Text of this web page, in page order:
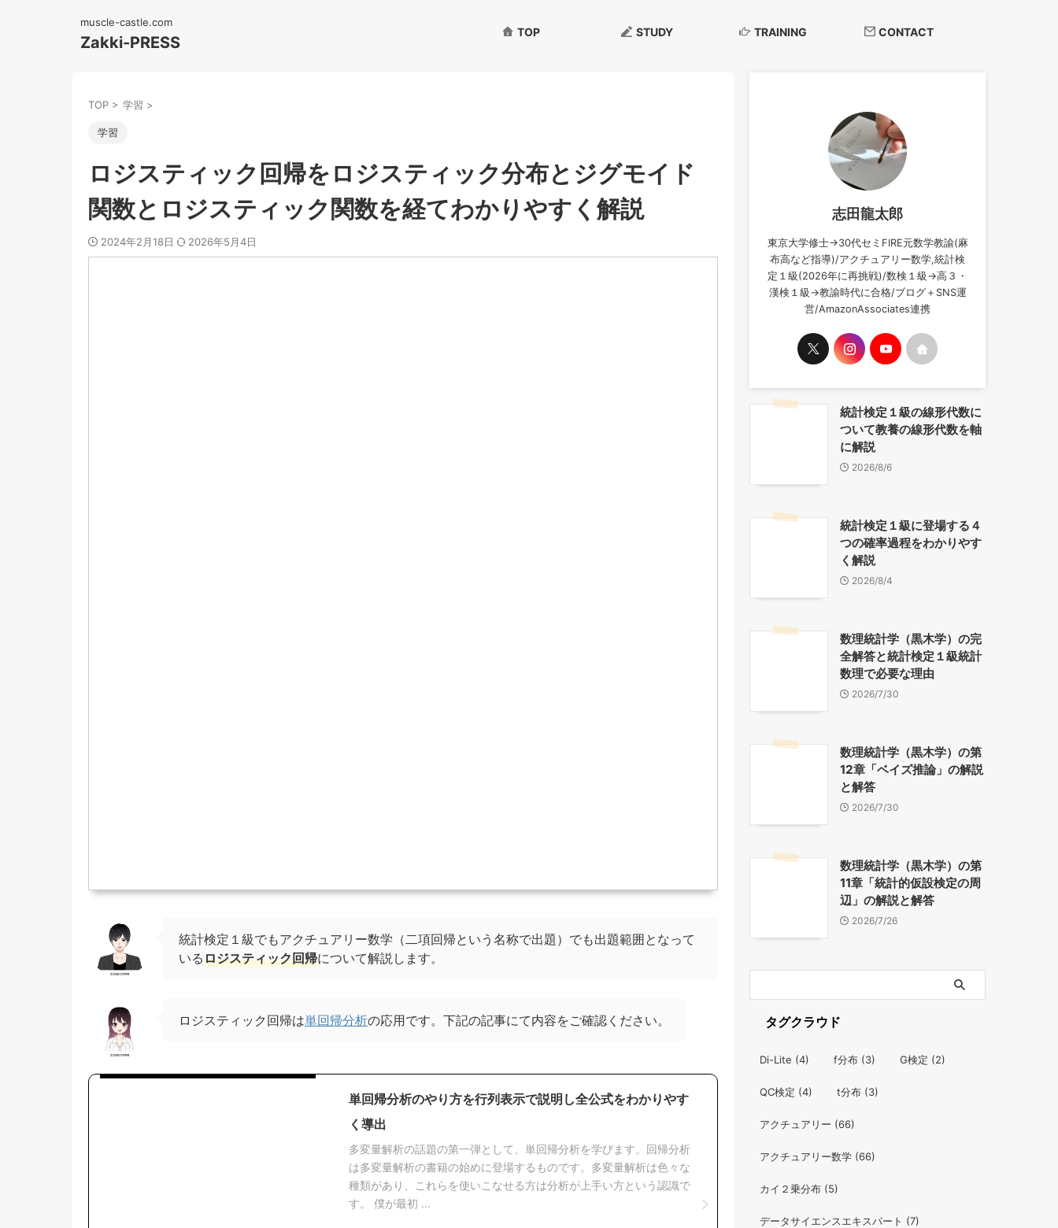
muscle-castle.com
Zakki-PRESS
TOP STUDY TRAINING CONTACT
TOP > 学習 >
学習
ロジスティック回帰をロジスティック分布とジグモイド
関数とロジスティック関数を経てわかりやすく解説
2024年2月18日 2026年5月4日
統計検定１級でもアクチュアリー数学（二項回帰という名称で出題）でも出題範囲となって
いるロジスティック回帰について解説します。
ロジスティック回帰は単回帰分析の応用です。下記の記事にて内容をご確認ください。
単回帰分析のやり方を行列表示で説明し全公式をわかりやす
く導出
多変量解析の話題の第一弾として、単回帰分析を学びます。回帰分析
は多変量解析の書籍の始めに登場するものです。多変量解析は色々な
種類があり、これらを使いこなせる方は分析が上手い方という認識で
す。 僕が最初 ...
志田龍太郎
東京大学修士→30代セミFIRE元数学教諭(麻
布高など指導)/アクチュアリー数学,統計検
定１級(2026年に再挑戦)/数検１級→高３・
漢検１級→教諭時代に合格/ブログ＋SNS運
営/AmazonAssociates連携
統計検定１級の線形代数に
ついて教養の線形代数を軸
に解説
2026/8/6
統計検定１級に登場する４
つの確率過程をわかりやす
く解説
2026/8/4
数理統計学（黒木学）の完
全解答と統計検定１級統計
数理で必要な理由
2026/7/30
数理統計学（黒木学）の第
12章「ベイズ推論」の解説
と解答
2026/7/30
数理統計学（黒木学）の第
11章「統計的仮設検定の周
辺」の解説と解答
2026/7/26
タグクラウド
Di-Lite (4) f分布 (3) G検定 (2)
QC検定 (4) t分布 (3)
アクチュアリー (66)
アクチュアリー数学 (66)
カイ２乗分布 (5)
データサイエンスエキスパート (7)